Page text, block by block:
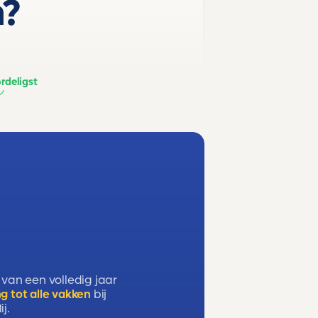
een volledig jaar
tot alle vakken bij